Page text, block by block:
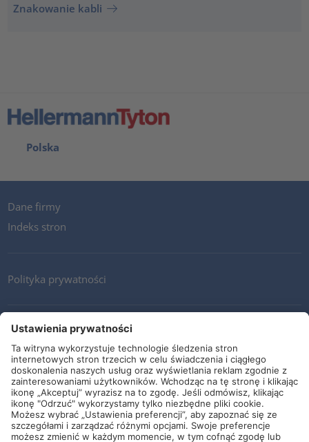
Znakowanie kabli
Polska
Dane firmy
Indeks stron
Polityka prywatności
Kontakt
Newsletter
Ogólne warunki i dostawy